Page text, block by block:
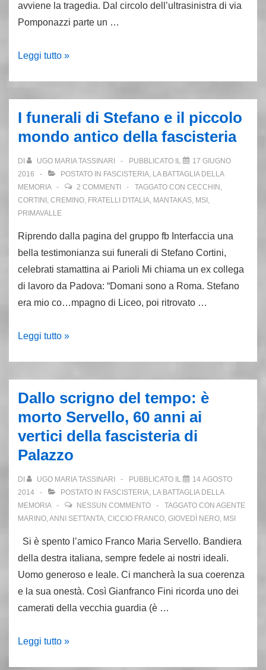
avviene la tragedia. Dal circolo dell’ultrasinistra di via
Pomponazzi parte un …
30
Walter
Rossi:
primo
delitto
Nar
Leggi tutto »
I funerali di Stefano e il piccolo
mondo antico della fascisteria
DI UGO MARIA TASSINARI PUBBLICATO IL
17 GIUGNO
2016
POSTATO IN FASCISTERIA, LA BATTAGLIA DELLA
MEMORIA
2 COMMENTI TAGGATO CON CECCHIN ,
CORTINI , CREMINO, FRATELLI D'ITALIA, MANTAKAS, MSI ,
PRIMAVALLE
Riprendo dalla pagina del gruppo fb Interfaccia una
bella testimonianza sui funerali di Stefano Cortini,
celebrati stamattina ai Parioli Mi chiama un ex collega
di lavoro da Padova: “Domani sono a Roma. Stefano
era mio co…mpagno di Liceo, poi ritrovato …
I
e
il
piccolo
mondo
della
fascisteria
Leggi tutto »
Dallo scrigno del tempo: è
morto Servello, 60 anni ai
vertici della fascisteria di
Palazzo
DI UGO MARIA TASSINARI PUBBLICATO IL
14 AGOSTO
2014
POSTATO IN FASCISTERIA, LA BATTAGLIA DELLA
MEMORIA
NESSUN COMMENTO TAGGATO CON AGENTE
MARINO,ANNI SETTANTA, CICCIO FRANCO, GIOVEDÌ NERO, MSI
Si è spento l’amico Franco Maria Servello. Bandiera
della destra italiana, sempre fedele ai nostri ideali.
Uomo generoso e leale. Ci mancherà la sua coerenza
e la sua onestà. Così Gianfranco Fini ricorda uno dei
camerati della vecchia guardia (è …
Dallo
Leggi tutto »